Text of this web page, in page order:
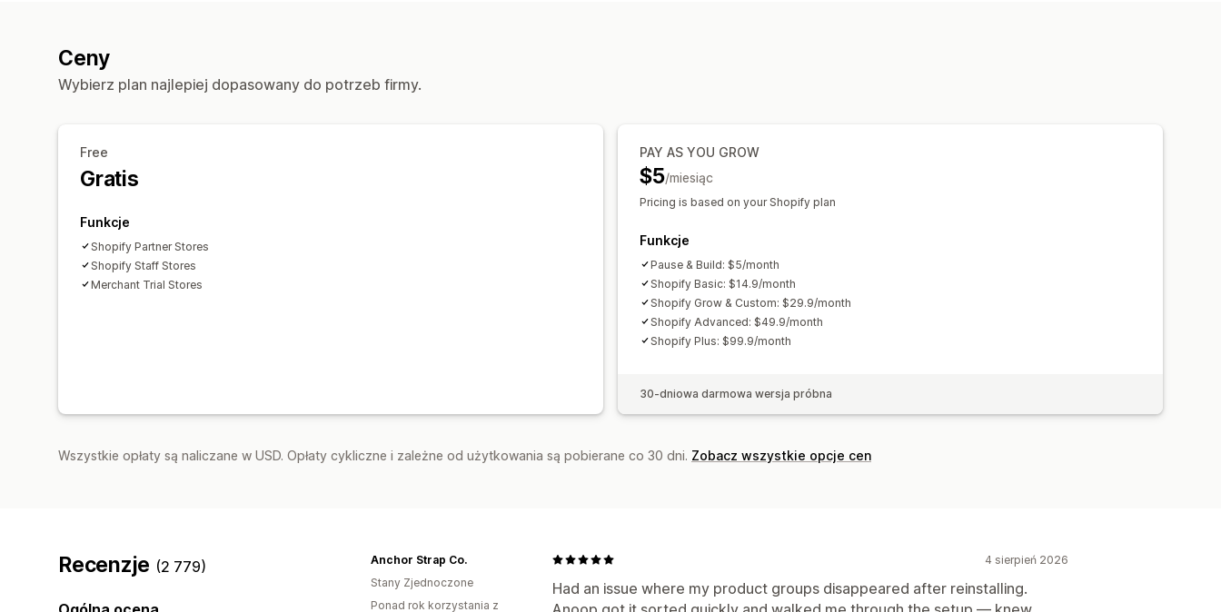
Ceny
Wybierz plan najlepiej dopasowany do potrzeb firmy.
Free
Gratis
Funkcje
Shopify Partner Stores
Shopify Staff Stores
Merchant Trial Stores
PAY AS YOU GROW
$5/miesiąc
Pricing is based on your Shopify plan
Funkcje
Pause & Build: $5/month
Shopify Basic: $14.9/month
Shopify Grow & Custom: $29.9/month
Shopify Advanced: $49.9/month
Shopify Plus: $99.9/month
30-dniowa darmowa wersja próbna
Wszystkie opłaty są naliczane w USD. Opłaty cykliczne i zależne od użytkowania są pobierane co 30 dni. Zobacz wszystkie opcje cen
Recenzje (2 779) 4 sierpień 2026
Had an issue where my product groups disappeared after reinstalling.
Anchor Strap Co.
Stany Zjednoczone
Ponad rok korzystania z